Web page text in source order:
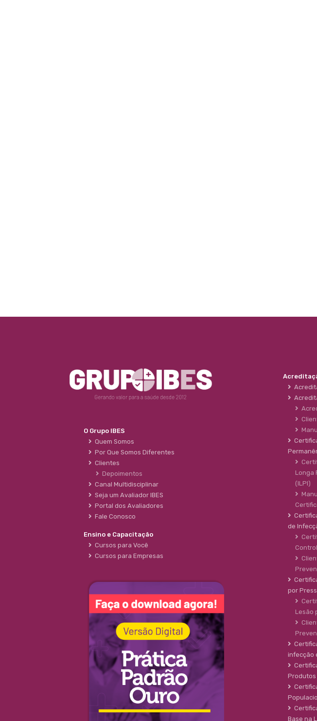
O Grupo IBES
Quem Somos
Por Que Somos Diferentes
Clientes
Depoimentos
Canal Multidisciplinar
Seja um Avaliador IBES
Portal dos Avaliadores
Fale Conosco
Ensino e Capacitação
Cursos para Você
Cursos para Empresas
Longa
(ILPI)
de
por
Lesão
infecção
Produtos
Base na